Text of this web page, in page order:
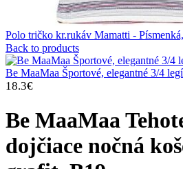
Polo tričko kr.rukáv Mamatti -
Back to products
Be MaaMaa Športové, elegantné 3/4
18.3€
Be MaaMaa
dojčiace nočná